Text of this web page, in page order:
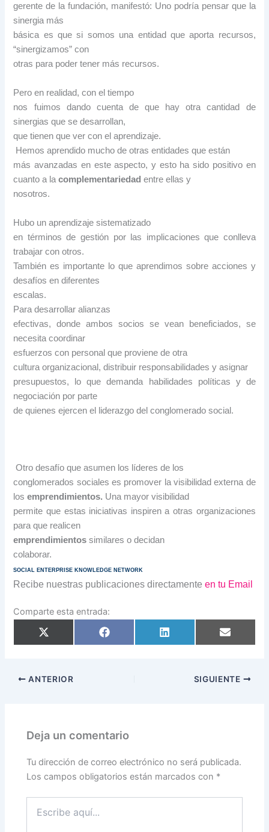
gerente de la fundación, manifestó: Uno podría pensar que la
sinergia más
básica es que si somos una entidad que aporta recursos,
“sinergizamos” con
otras para poder tener más recursos.
Pero en realidad, con el tiempo
nos fuimos dando cuenta de que hay otra cantidad de
sinergias que se desarrollan,
que tienen que ver con el aprendizaje.
Hemos aprendido mucho de otras entidades que están
más avanzadas en este aspecto, y esto ha sido positivo en
cuanto a lacomplementariedad entre ellas y
nosotros.
Hubo un aprendizaje sistematizado
en términos de gestión por las implicaciones que conlleva
trabajar con otros.
También es importante lo que aprendimos sobre acciones y
desafíos en diferentes
escalas.
Para desarrollar alianzas
efectivas, donde ambos socios se vean beneficiados, se
necesita coordinar
esfuerzos con personal que proviene de otra
cultura organizacional, distribuir responsabilidades y asignar
presupuestos, lo que demanda habilidades políticas y de
negociación por parte
de quienes ejercen el liderazgo del conglomerado social.
Otro desafío que asumen los líderes de los
conglomerados sociales es promover la visibilidad externa de
losemprendimientos. Una mayor visibilidad
permite que estas iniciativas inspiren a otras organizaciones
para que realicen
emprendimientos similares o decidan
colaborar.
SOCIAL ENTERPRISE KNOWLEDGE NETWORK
Recibe nuestras publicaciones directamenteen tu Email
Comparte esta entrada:
Compartir
en
Compartir
en
Compartir
en
Compartir
en
ANTERIOR SIGUIENTE
Deja un comentario
Tu dirección de correo electrónico no será publicada.
Los campos obligatorios están marcados con *
aquí...